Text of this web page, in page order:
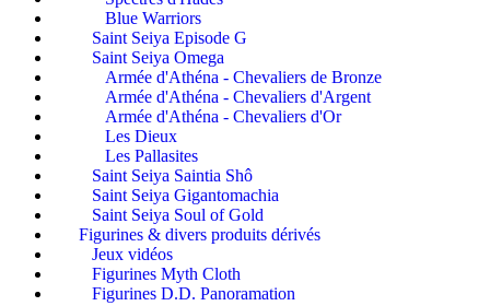
Blue Warriors
Saint Seiya Episode G
Saint Seiya Omega
Armée d'Athéna - Chevaliers de Bronze
Armée d'Athéna - Chevaliers d'Argent
Armée d'Athéna - Chevaliers d'Or
Les Dieux
Les Pallasites
Saint Seiya Saintia Shô
Saint Seiya Gigantomachia
Saint Seiya Soul of Gold
Figurines & divers produits dérivés
Jeux vidéos
Figurines Myth Cloth
Figurines D.D. Panoramation